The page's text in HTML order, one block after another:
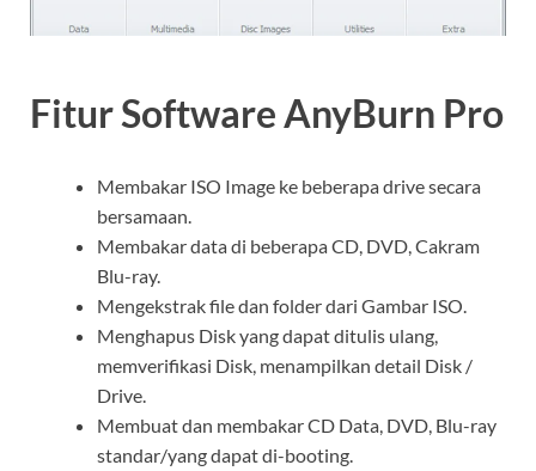
Fitur Software AnyBurn Pro
Membakar ISO Image ke beberapa drive secara
bersamaan.
Membakar data di beberapa CD, DVD, Cakram
Blu-ray.
Mengekstrak file dan folder dari Gambar ISO.
Menghapus Disk yang dapat ditulis ulang,
memverifikasi Disk, menampilkan detail Disk /
Drive.
Membuat dan membakar CD Data, DVD, Blu-ray
standar/yang dapat di-booting.